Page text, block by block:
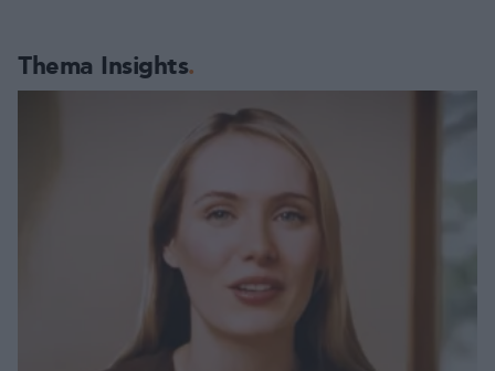
Thema Insights